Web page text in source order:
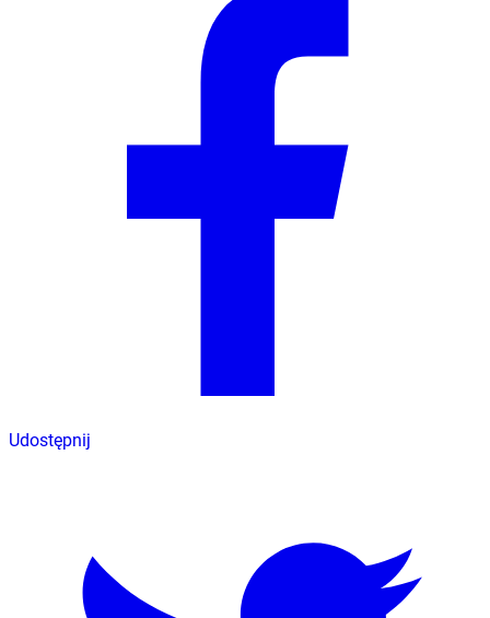
Udostępnij